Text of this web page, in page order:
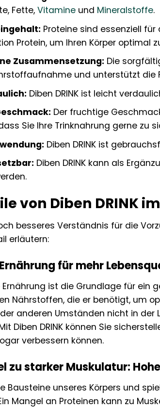
Fette, Vitamineund Mineralstoffe.
Proteine sind essenziell für
Protein, um Ihren Körper optimal
Zusammensetzung: Die
und unterstützt die
Diben DRINK ist leicht
Der fruchtige
Sie Ihre Trinknahrung gerne zu
Diben DRINK ist
Diben DRINK kann als
von Diben DRINK
besseres Verständnis für die
erläutern:
für mehr
ist die Grundlage für ein
Nährstoffen, die er benötigt, um
anderen Umständen nicht in
Diben DRINK können Sie
verbessern können.
zu starker Muskulatur:
Bausteine unseres Körpers und
Mangel an Proteinen kann zu